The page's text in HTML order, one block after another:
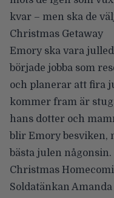
kvar – men ska de
Christmas Getaway
Emory ska vara
började jobba som
och planerar att fira
kommer fram är
hans dotter och
blir Emory besviken,
bästa julen någonsin.
Christmas
Soldatänkan